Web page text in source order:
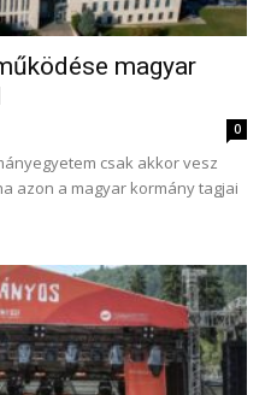
magyar
0
csak akkor vesz
azon a magyar kormány tagjai